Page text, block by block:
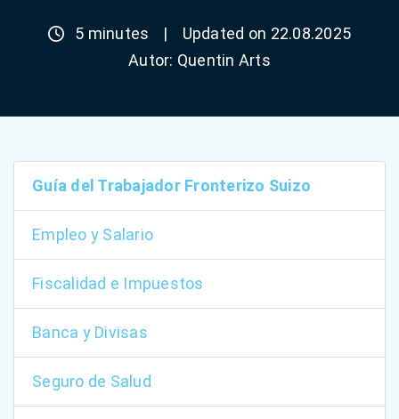
5 minutes |
Updated on 22.08.2025
Autor: Quentin Arts
Guía del Trabajador Fronterizo Suizo
Empleo y Salario
Fiscalidad e Impuestos
Banca y Divisas
Seguro de Salud